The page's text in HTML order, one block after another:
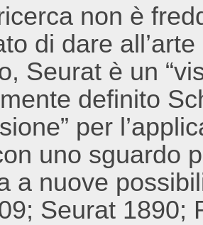
non è
di dare
Seurat è un
definito
per
uno sguardo
a nuove
Seurat 1890;